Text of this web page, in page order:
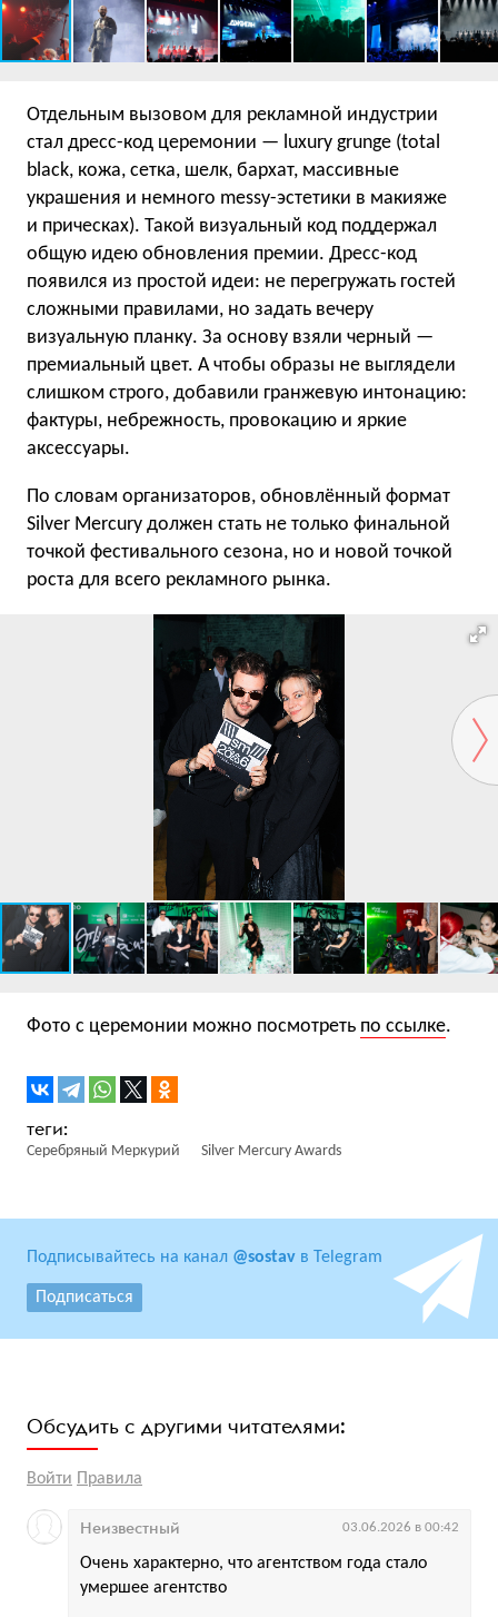
Отдельным вызовом для рекламной индустрии
стал дресс-код церемонии — luxury grunge (total
black, кожа, сетка, шелк, бархат, массивные
украшения и немного messy-эстетики в макияже
и прическах). Такой визуальный код поддержал
общую идею обновления премии. Дресс-код
появился из простой идеи: не перегружать гостей
сложными правилами, но задать вечеру
визуальную планку. За основу взяли черный —
премиальный цвет. А чтобы образы не выглядели
слишком строго, добавили гранжевую интонацию:
фактуры, небрежность, провокацию и яркие
аксессуары.
По словам организаторов, обновлённый формат
Silver Mercury должен стать не только финальной
точкой фестивального сезона, но и новой точкой
роста для всего рекламного рынка.
Фото с церемонии можно посмотреть по ссылке.
Серебряный Меркурий Silver Mercury Awards
Подписывайтесь на канал @sostav в Telegram
Подписаться
Обсудить с другими читателями:
Войти Правила
Очень характерно, что агентством года стало
умершее агентство
Неизвестный 03.06.2026 в 00:42